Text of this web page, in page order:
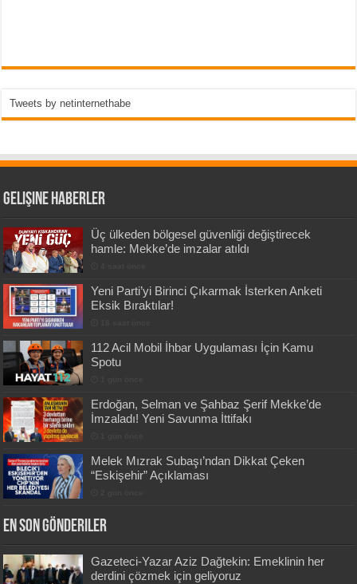
Tweets by netinternethabe
Gelişine Haberler
Üç ülkeden bölgesel güvenliği değiştirecek
hamle: Mekke’de imzalar atıldı
Yeni Parti’yi Birinci Çıkarmak İsterken Anketi
Eksik Bıraktılar!
112 Acil Mobil İhbar Uygulaması İçin Kamu
Spotu
Erdoğan, Selman ve Şahbaz Şerif Mekke’de
İmzaladı! Yeni Savunma İttifakı
Melek Mızrak Subaşı’ndan Dikkat Çeken
“Eskişehir” Açıklaması
En Son Gönderiler
Gazeteci-Yazar Aziz Dağtekin: Emeklinin her
derdini çözmek için geliyoruz